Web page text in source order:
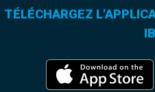
TÉLÉCHARGEZ